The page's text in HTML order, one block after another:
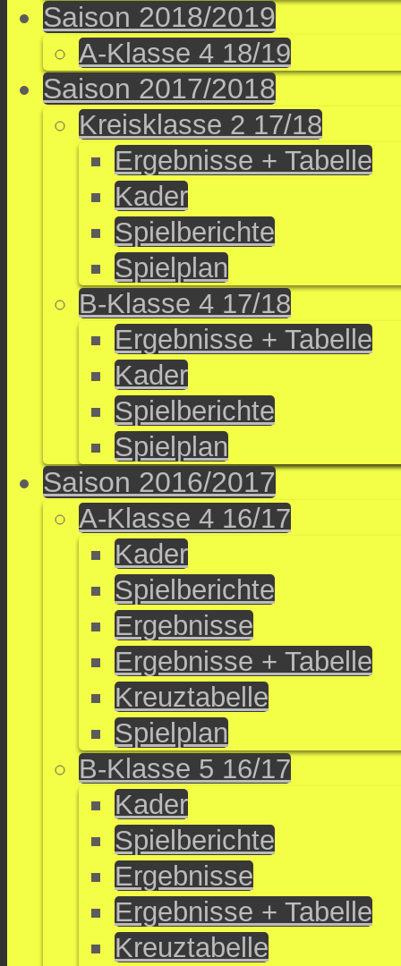
Saison 2018/2019
A-Klasse 4 18/19
Saison 2017/2018
Kreisklasse 2 17/18
Ergebnisse + Tabelle
Kader
Spielberichte
Spielplan
B-Klasse 4 17/18
Ergebnisse + Tabelle
Kader
Spielberichte
Spielplan
Saison 2016/2017
A-Klasse 4 16/17
Kader
Spielberichte
Ergebnisse
Ergebnisse + Tabelle
Kreuztabelle
Spielplan
B-Klasse 5 16/17
Kader
Spielberichte
Ergebnisse
Ergebnisse + Tabelle
Kreuztabelle